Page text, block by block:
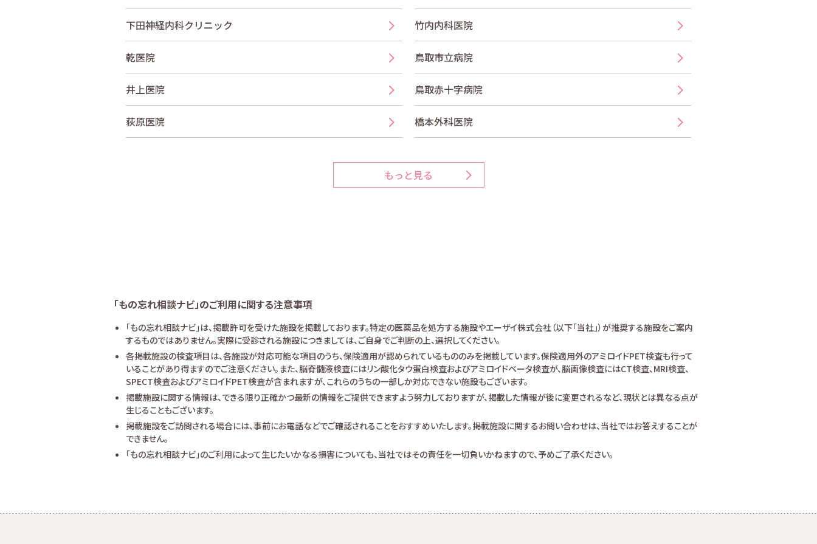
下田神経内科クリニック
乾医院
井上医院
荻原医院
竹内内科医院
鳥取市立病院
鳥取赤十字病院
橋本外科医院
もっと見る
「もの忘れ相談ナビ」のご利用に関する注意事項
「もの忘れ相談ナビ」は、掲載許可を受けた施設を掲載しております。特定の医薬品を処方する施設やエーザイ株式会社（以下「当社」）が推奨する施設をご案内
するものではありません。実際に受診される施設につきましては、ご自身でご判断の上、選択してください。
各掲載施設の検査項目は、各施設が対応可能な項目のうち、保険適用が認められているもののみを掲載しています。保険適用外のアミロイドPET検査も行って
いることがあり得ますのでご注意ください。また、脳脊髄液検査にはリン酸化タウ蛋白検査およびアミロイドベータ検査が、脳画像検査にはCT検査、MRI検査、
SPECT検査およびアミロイドPET検査が含まれますが、これらのうちの一部しか対応できない施設もございます。
掲載施設に関する情報は、できる限り正確かつ最新の情報をご提供できますよう努力しておりますが、掲載した情報が後に変更されるなど、現状とは異なる点が
生じることもございます。
掲載施設をご訪問される場合には、事前にお電話などでご確認されることをおすすめいたします。掲載施設に関するお問い合わせは、当社ではお答えすることが
できません。
「もの忘れ相談ナビ」のご利用によって生じたいかなる損害についても、当社ではその責任を一切負いかねますので、予めご了承ください。